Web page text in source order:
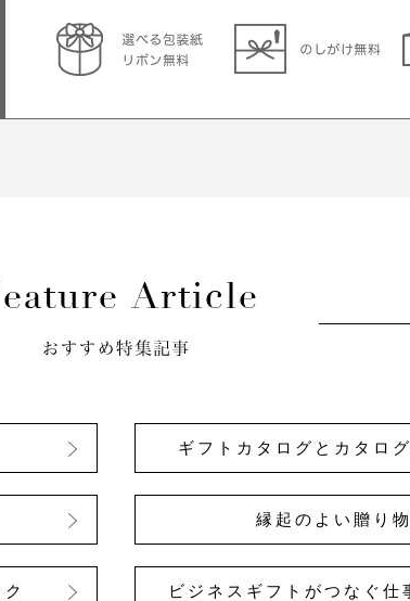
ギフトカタログとカタロ
縁起のよい贈り物
ビジネスギフトがつなぐ仕